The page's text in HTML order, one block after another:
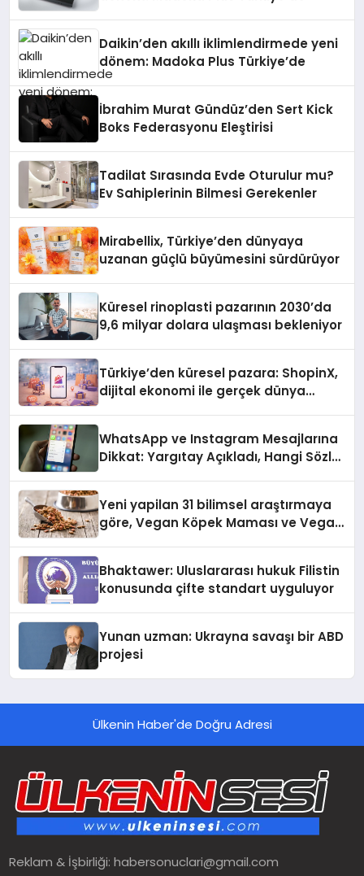
Daikin’den akıllı iklimlendirmede yeni
dönem: Madoka Plus Türkiye’de
İbrahim Murat Gündüz’den Sert Kick
Boks Federasyonu Eleştirisi
Tadilat Sırasında Evde Oturulur mu?
Ev Sahiplerinin Bilmesi Gerekenler
Mirabellix, Türkiye’den dünyaya
uzanan güçlü büyümesini sürdürüyor
Küresel rinoplasti pazarının 2030’da
9,6 milyar dolara ulaşması bekleniyor
Türkiye’den küresel pazara: ShopinX,
dijital ekonomi ile gerçek dünya
WhatsApp ve Instagram Mesajlarına
Dikkat: Yargıtay Açıkladı, Hangi Sözler
Yeni yapilan 31 bilimsel araştırmaya
göre, Vegan Köpek Maması ve Vegan
Bhaktawer: Uluslararası hukuk Filistin
konusunda çifte standart uyguluyor
Yunan uzman: Ukrayna savaşı bir ABD
projesi
Ülkenin Haber'de Doğru Adresi
Reklam & İşbirliği:habersonuclari@gmail.com